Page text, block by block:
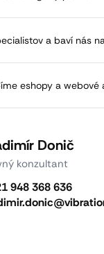
a baví nás
eshopy a webové
Donič
konzultant
948 368 636